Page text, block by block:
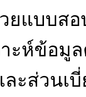
ยแบบส
ะห์ข้อมู
ะส่วนเ